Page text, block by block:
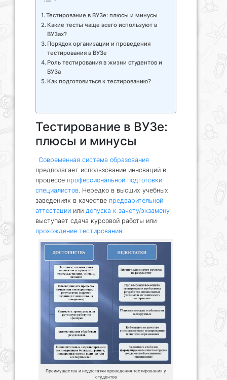
Тестирование в ВУЗе: плюсы и минусы
Какие тесты чаще всего используют в
ВУЗах?
Порядок организации и проведения
тестирования в ВУЗе
Роль тестирования в жизни студентов и
ВУЗа
Как подготовиться к тестированию?
Тестирование в ВУЗе:
плюсы и минусы
Современная система образования
предполагает использование инноваций в
процессе профессиональной подготовки
специалистов. Нередко в высших учебных
заведениях в качестве предварительной
аттестации или допуска к зачету/экзамену
выступает сдача курсовой работы или
прохождение тестирования.
Преимущества и недостатки проведения тестирования у
студентов